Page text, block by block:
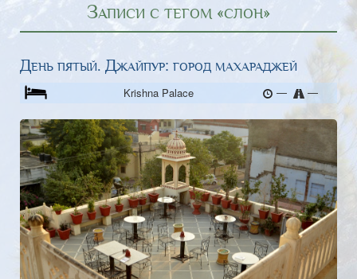
Записи с тегом «слон»
День пятый. Джайпур: город махараджей
Krishna Palace — —